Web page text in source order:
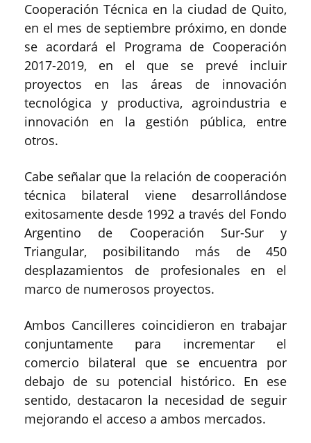
Cooperación Técnica en la ciudad de Quito,
en el mes de septiembre próximo, en donde
se acordará el Programa de Cooperación
2017-2019, en el que se prevé incluir
proyectos en las áreas de innovación
tecnológica y productiva, agroindustria e
innovación en la gestión pública, entre
otros.
Cabe señalar que la relación de cooperación
técnica bilateral viene desarrollándose
exitosamente desde 1992 a través del Fondo
Argentino de Cooperación Sur-Sur y
Triangular, posibilitando más de 450
desplazamientos de profesionales en el
marco de numerosos proyectos.
Ambos Cancilleres coincidieron en trabajar
conjuntamente para incrementar el
comercio bilateral que se encuentra por
debajo de su potencial histórico. En ese
sentido, destacaron la necesidad de seguir
mejorando el acceso a ambos mercados.